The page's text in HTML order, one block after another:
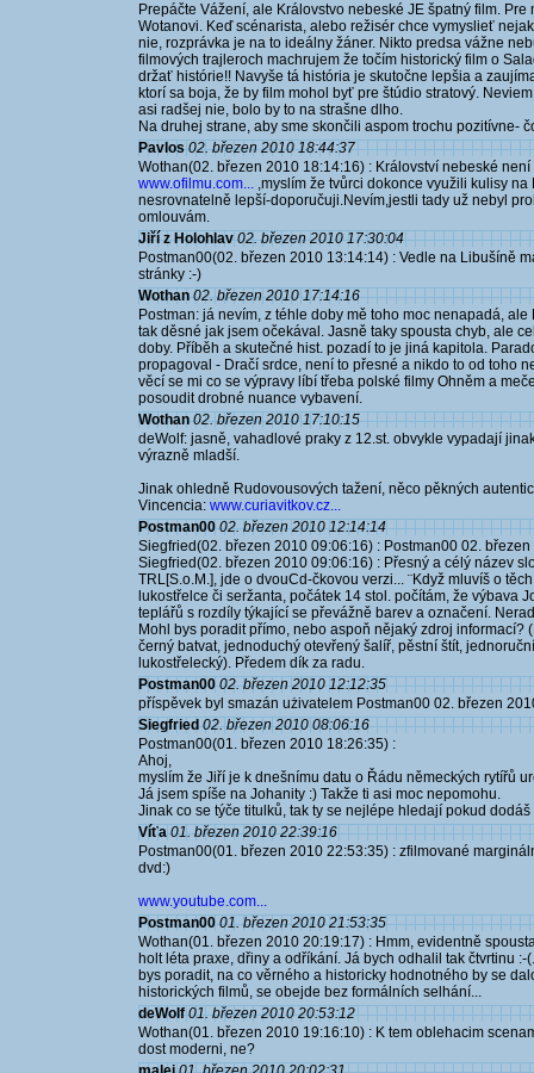
Prepáčte Vážení, ale Královstvo nebeské JE špatný film.
Wotanovi. Keď scénarista, alebo režisér chce vymyslieť
nie, rozprávka je na to ideálny žáner. Nikto predsa vážne
filmových trajleroch machrujem že točím historický film o
držať histórie!! Navyše tá história je skutočne lepšia a
ktorí sa boja, že by film mohol byť pre štúdio stratový.
asi radšej nie, bolo by to na strašne dlho.
Na druhej strane, aby sme skončili aspom trochu pozitívne-
Pavlos 02. březen 2010 18:44:37
Wothan(02. březen 2010 18:14:16) : Království nebeské
www.ofilmu.com... ,myslím že tvůrci dokonce využili kulisy
nesrovnatelně lepší-doporučuji.Nevím,jestli tady už nebyl
omlouvám.
Jiří z Holohlav 02. březen 2010 17:30:04
Postman00(02. březen 2010 13:14:14) : Vedle na Libušíně
stránky :-)
Wothan 02. březen 2010 17:14:16
Postman: já nevím, z téhle doby mě toho moc nenapadá,
tak děsné jak jsem očekával. Jasně taky spousta chyb, ale
doby. Příběh a skutečné hist. pozadí to je jiná kapitola.
propagoval - Dračí srdce, není to přesné a nikdo to od toho
věcí se mi co se výpravy líbí třeba polské filmy Ohněm a
posoudit drobné nuance vybavení.
Wothan 02. březen 2010 17:10:15
deWolf: jasně, vahadlové praky z 12.st. obvykle vypadají
výrazně mladší.
Jinak ohledně Rudovousových tažení, něco pěkných
Vincencia: www.curiavitkov.cz...
Postman00 02. březen 2010 12:14:14
Siegfried(02. březen 2010 09:06:16) : Postman00 02.
Siegfried(02. březen 2010 09:06:16) : Přesný a célý název
TRL[S.o.M.], jde o dvouCd-čkovou verzi... ¨Když mluvíš o
lukostřelce či seržanta, počátek 14 stol. počítám, že výbava
teplářů s rozdíly týkající se převážně barev a označení.
Mohl bys poradit přímo, nebo aspoň nějaký zdroj
černý batvat, jednoduchý otevřený šalíř, pěstní štít,
lukostřelecký). Předem dík za radu.
Postman00 02. březen 2010 12:12:35
příspěvek byl smazán użivatelem Postman00 02. březen
Siegfried 02. březen 2010 08:06:16
Postman00(01. březen 2010 18:26:35) :
Ahoj,
myslím že Jiří je k dnešnímu datu o Řádu německých rytířů
Já jsem spíše na Johanity :) Takže ti asi moc nepomohu.
Jinak co se týče titulků, tak ty se nejlépe hledají pokud
Víťa 01. březen 2010 22:39:16
Postman00(01. březen 2010 22:53:35) : zfilmované
dvd:)
www.youtube.com...
Postman00 01. březen 2010 21:53:35
Wothan(01. březen 2010 20:19:17) : Hmm, evidentně
holt léta praxe, dřiny a odříkání. Já bych odhalil tak čtvrtinu
bys poradit, na co věrného a historicky hodnotného by se
historických filmů, se obejde bez formálních selhání...
deWolf 01. březen 2010 20:53:12
Wothan(01. březen 2010 19:16:10) : K tem oblehacim
dost moderni, ne?